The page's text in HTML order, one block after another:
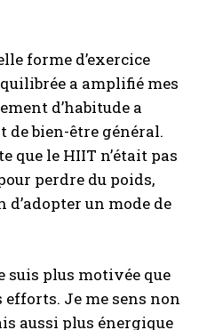
forme d’exercice
a amplifié mes
d’habitude a
de bien-être général.
que le HIIT n’était pas
perdre du poids,
un mode de
suis plus motivée que
Je me sens non
aussi plus énergique